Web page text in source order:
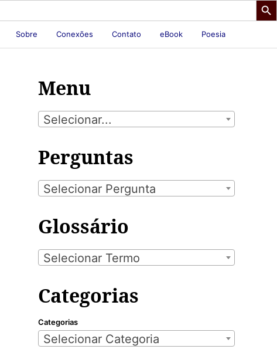
Sobre Conexões Contato eBook Poesia
Menu
Selecionar...
Perguntas
Selecionar Pergunta
Glossário
Selecionar Termo
Categorias
Categorias
Selecionar Categoria